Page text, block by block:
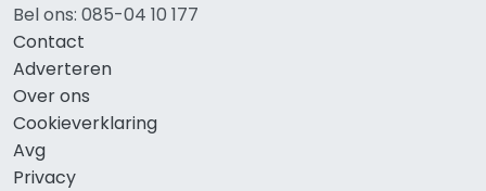
Bel ons: 085-04 10 177
Contact
Adverteren
Over ons
Cookieverklaring
Avg
Privacy